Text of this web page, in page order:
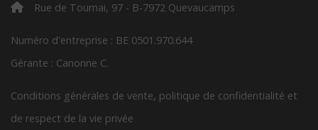
Rue de Tournai, 97 - B-7972 Quevaucamps
Numéro d'entreprise : BE 0501.970.644
Gérante : Canonne C.
Conditions générales de vente, politique de confidentialité et
de respect de la vie privée